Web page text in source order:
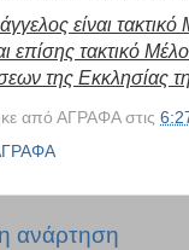
είναι
επίσης τακτικό
της Εκκλησίας
από ΑΓΡΑΦΑ στις
ανάρτηση